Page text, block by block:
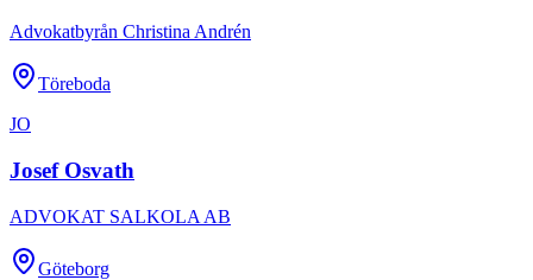
Advokatbyrån Christina Andrén
Töreboda
JO
Josef Osvath
ADVOKAT SALKOLA AB
Göteborg